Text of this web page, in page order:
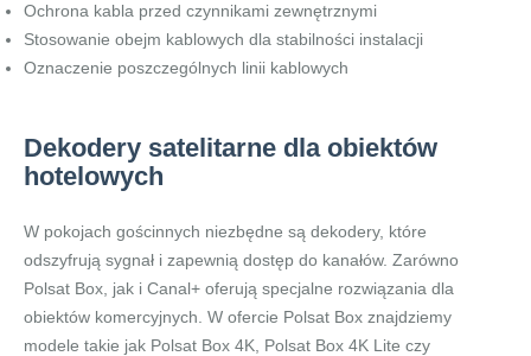
Ochrona kabla przed czynnikami zewnętrznymi
Stosowanie obejm kablowych dla stabilności instalacji
Oznaczenie poszczególnych linii kablowych
Dekodery satelitarne dla obiektów
hotelowych
W pokojach gościnnych niezbędne są dekodery, które
odszyfrują sygnał i zapewnią dostęp do kanałów. Zarówno
Polsat Box, jak i Canal+ oferują specjalne rozwiązania dla
obiektów komercyjnych. W ofercie Polsat Box znajdziemy
modele takie jak Polsat Box 4K, Polsat Box 4K Lite czy